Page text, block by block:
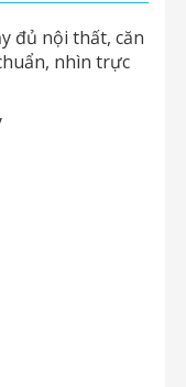
đủ nội thất, căn
nhìn trực